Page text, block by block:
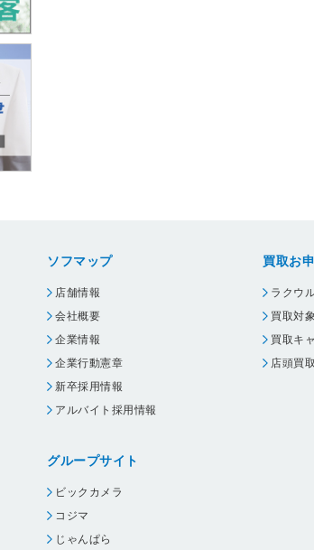
ソフマップ
店舗情報
会社概要
企業情報
企業行動憲章
新卒採用情報
アルバイト採用情報
グループサイト
ビックカメラ
コジマ
じゃんぱら
買取お
ラクウ
買取対
買取キ
店頭買取